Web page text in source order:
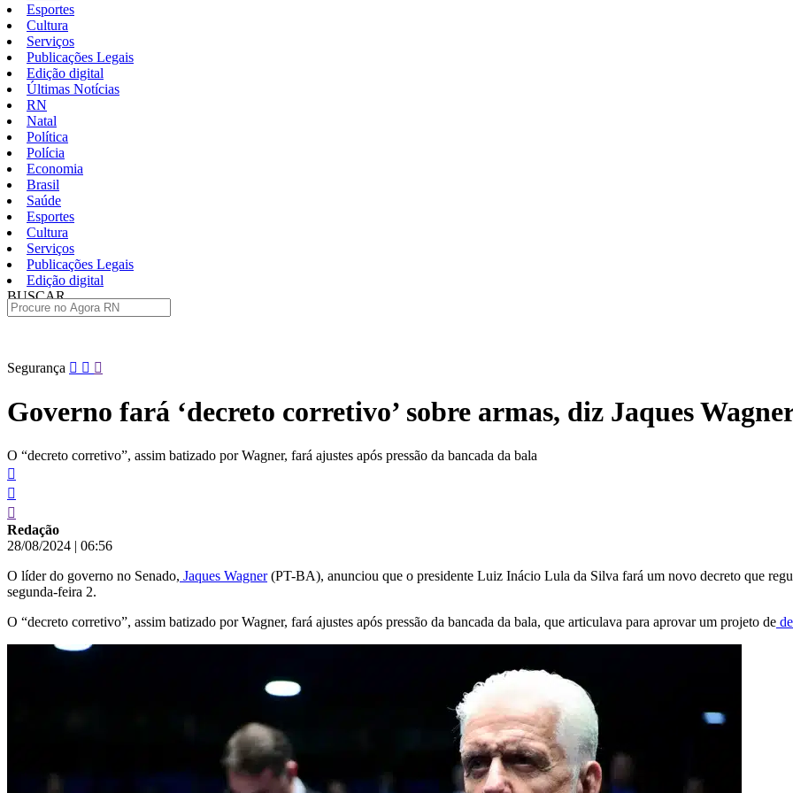
Esportes
Cultura
Serviços
Publicações Legais
Edição digital
Últimas Notícias
RN
Natal
Política
Polícia
Economia
Brasil
Saúde
Esportes
Cultura
Serviços
Publicações Legais
Edição digital
BUSCAR
Pular
para
conteúdo
Segurança
Governo fará ‘decreto corretivo’ sobre armas, diz Jaques
O “decreto corretivo”, assim batizado por Wagner, fará ajustes após pressão da bancada da bala
Redação
28/08/2024 | 06:56
O líder do governo no Senado, Jaques Wagner(PT-BA), anunciou que o presidente Luiz Inácio Lula da Silva fará um novo decreto que
segunda-feira 2.
O “decreto corretivo”, assim batizado por Wagner, fará ajustes após pressão da bancada da bala, que articulava para aprovar um projeto de